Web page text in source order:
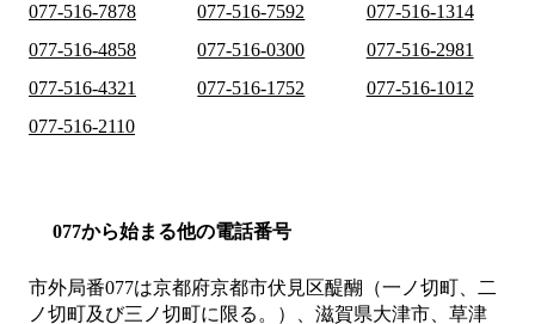
077-516-7878
077-516-7592
077-516-1314
077-516-4858
077-516-0300
077-516-2981
077-516-4321
077-516-1752
077-516-1012
077-516-2110
077から始まる他の電話番号
市外局番077は京都府京都市伏見区醍醐（一ノ切町、二
ノ切町及び三ノ切町に限る。）、滋賀県大津市、草津